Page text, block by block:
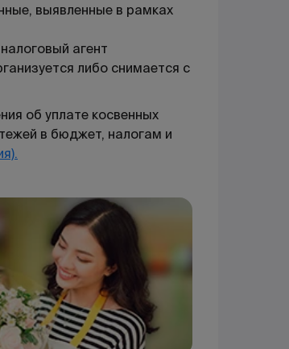
выявленные в рамках
агент
либо снимается с
об уплате косвенных
в бюджет, налогам и